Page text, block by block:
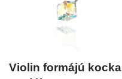
Violin formájú kocka